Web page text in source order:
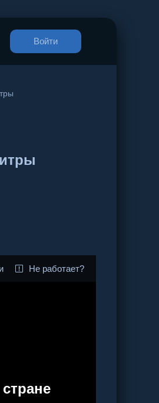
Войти
Не работает?